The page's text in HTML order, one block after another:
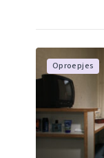
Oproepjes